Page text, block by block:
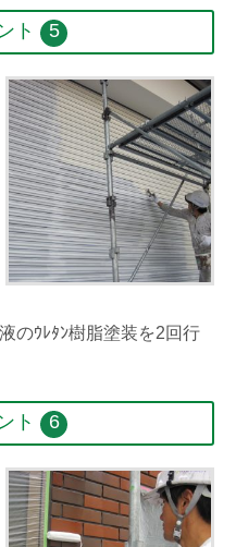
ト 5
のｳﾚﾀﾝ樹脂塗装を2回行
ト 6